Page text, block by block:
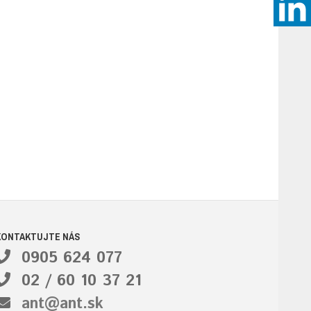
NÁS
0905 624 077
02 / 60 10 37 21
ant@ant.sk